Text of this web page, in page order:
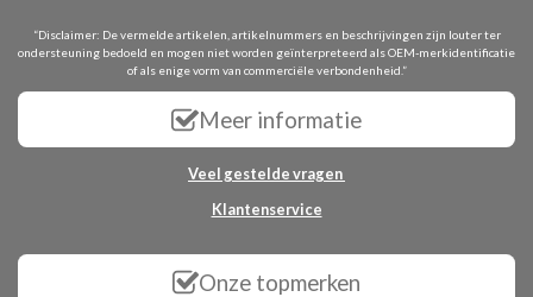
“Disclaimer: De vermelde artikelen, artikelnummers en beschrijvingen zijn louter ter
ondersteuning bedoeld en mogen niet worden geïnterpreteerd als OEM-merkidentificatie
of als enige vorm van commerciële verbondenheid.”
Meer informatie
Veel gestelde vragen
Klantenservice
Onze topmerken